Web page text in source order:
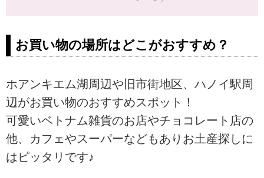
お買い物の場所はどこがおすすめ？
ホアンキエム湖周辺や旧市街地区、ハノイ駅周
辺がお買い物のおすすめスポット！
可愛いベトナム雑貨のお店やチョコレート店の
他、カフェやスーパーなどもありお土産探しに
はピッタリです♪